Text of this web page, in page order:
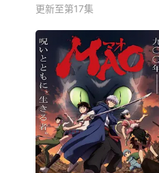
小野贤章
星期六 更1月落和亚晨是一对
双胞胎兄妹，他们在一个与世
隔绝的深山小村落里出生，被
称为“分隔夜与昼的双子”。他
们拥有获得特殊力量的资格，
一场围绕他们的双使战斗也随
之展开。 &amp;nbsp; &amp;
nbsp; &amp;
更新至第17集